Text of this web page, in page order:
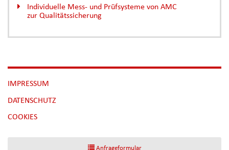
Individuelle Mess- und Prüfsysteme von AMC
zur Qualitätssicherung
NAVIGATION
ÜBERSPRINGEN
IMPRESSUM
DATENSCHUTZ
[NBSP]
COOKIES
Anfrageformular